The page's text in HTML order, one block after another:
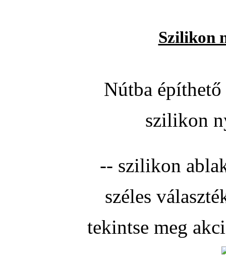
Szilikon
Nútba
szilikon
-- szilikon
széles
tekintse meg